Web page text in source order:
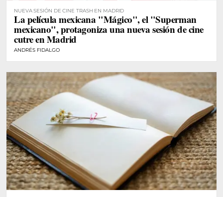
NUEVA SESIÓN DE CINE TRASH EN MADRID
La película mexicana "Mágico", el "Superman
mexicano", protagoniza una nueva sesión de cine
cutre en Madrid
ANDRÉS FIDALGO